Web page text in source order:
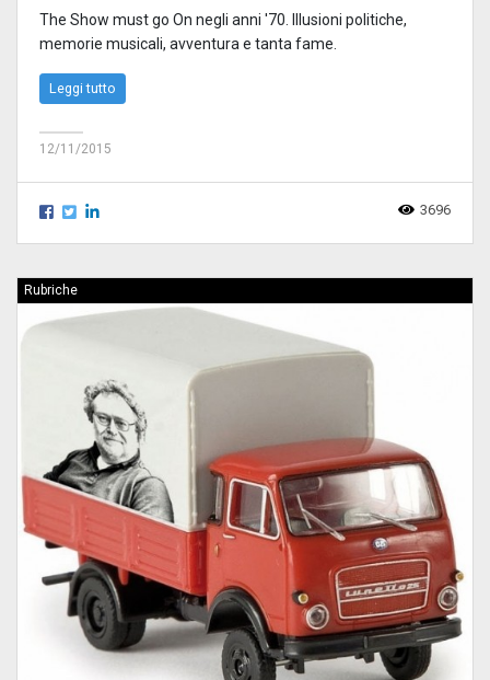
The Show must go On negli anni '70. Illusioni politiche,
memorie musicali, avventura e tanta fame.
Leggi tutto
12/11/2015
3696
Rubriche